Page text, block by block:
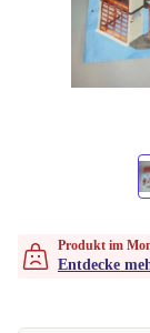
Produkt im
Entdecke